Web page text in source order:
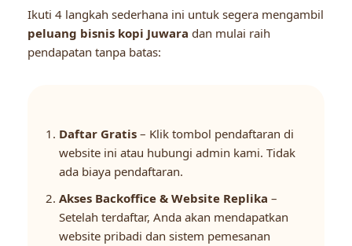
Ikuti 4 langkah sederhana ini untuk segera mengambil
peluang bisnis kopi Juwara dan mulai raih
pendapatan tanpa batas:
Daftar Gratis – Klik tombol pendaftaran di
website ini atau hubungi admin kami. Tidak
ada biaya pendaftaran.
Akses Backoffice & Website Replika –
Setelah terdaftar, Anda akan mendapatkan
website pribadi dan sistem pemesanan